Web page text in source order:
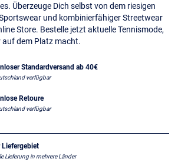
Überzeuge Dich selbst von dem riesigen
und kombinierfähiger Streetwear
Store. Bestelle jetzt aktuelle Tennismode,
auf dem Platz macht.
Standardversand ab 40€
verfügbar
Retoure
verfügbar
Liefergebiet
Lieferung in mehrere Länder